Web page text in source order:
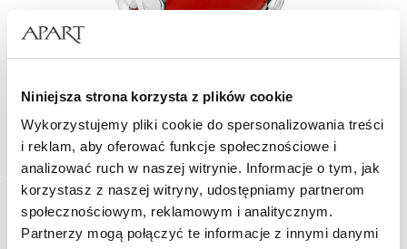
Niniejsza strona korzysta z plików cookie
Wykorzystujemy pliki cookie do spersonalizowania treści
i reklam, aby oferować funkcje społecznościowe i
analizować ruch w naszej witrynie. Informacje o tym, jak
korzystasz z naszej witryny, udostępniamy partnerom
społecznościowym, reklamowym i analitycznym.
Partnerzy mogą połączyć te informacje z innymi danymi
Zawieszka srebrna beads ze szkłem murano - serca
129 zł